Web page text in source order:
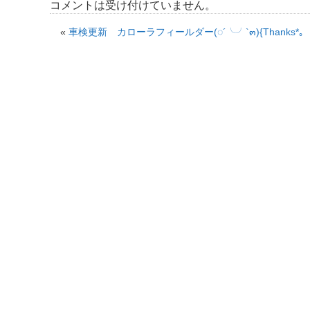
コメントは受け付けていません。
« 車検更新 カローラフィールダー(◌´╰╯`๓){Thanks*｡